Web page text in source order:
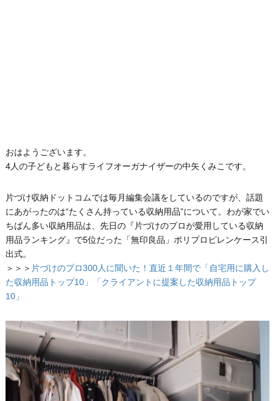
おはようございます。
4人の子どもと暮らすライフオーガナイザーの中矢くみこです。
片づけ収納ドットコムでは毎月編集会議をしているのですが、話題
にあがったのは“たくさん持っている収納用品”について。わが家でい
ちばん多い収納用品は、先日の『片づけのプロが愛用している収納
用品ランキング』で5位だった「無印良品」ポリプロピレンケース引
出式。
＞＞＞ 片づけのプロ300人に聞いた！直近１年間で「自宅用に購入し
た収納用品トップ10」「クライアントに提案した収納用品トップ
10」